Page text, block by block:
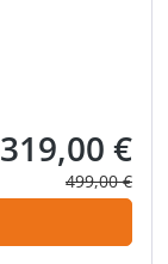
Verkaufspreis:
319,00 €
Regulärer
499,00 €